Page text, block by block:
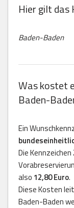
Hier gilt das
Baden-Baden
Was kostet
Baden-
Ein
Die
also 12,80 Euro.
Diese Kosten
Baden-Baden